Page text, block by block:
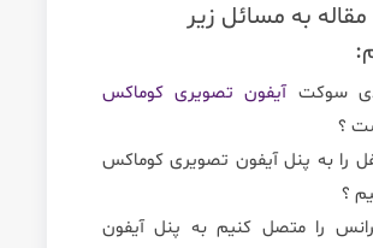
مقاله به مسائل زیر
سوکتآیفون تصویری کوماکس
؟
را به پنل آیفون تصویری کوماکس
؟
را متصل کنیم به پنل آیفون